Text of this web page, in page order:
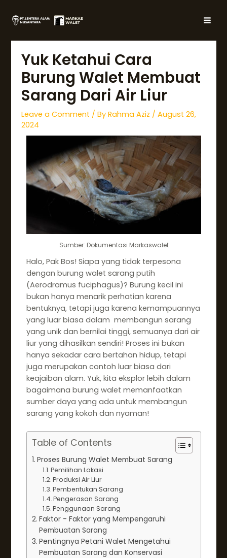
content
Yuk Ketahui Cara
Burung Walet Membuat
Sarang Dari Air Liur
Leave a Comment / By Rahma Aziz / August 26,
2024
Sumber: Dokumentasi Markaswalet
Halo, Pak Bos! Siapa yang tidak terpesona
dengan burung walet sarang putih
(Aerodramus fuciphagus)? Burung kecil ini
bukan hanya menarik perhatian karena
bentuknya, tetapi juga karena kemampuannya
yang luar biasa dalam membangun sarang
yang unik dan bernilai tinggi, semuanya dari air
liur yang dihasilkan sendiri! Proses ini bukan
hanya sekadar cara bertahan hidup, tetapi
juga merupakan contoh luar biasa dari
keajaiban alam. Yuk, kita eksplor lebih dalam
bagaimana burung walet memanfaatkan
sumber daya yang ada untuk membangun
sarang yang kokoh dan nyaman!
Table of Contents
Proses Burung Walet Membuat Sarang
Pemilihan Lokasi
Produksi Air Liur
Pembentukan Sarang
Pengerasan Sarang
Penggunaan Sarang
Faktor - Faktor yang Mempengaruhi
Pembuatan Sarang
Pentingnya Petani Walet Mengetahui
Pembuatan Sarang dan Konservasi
navigation